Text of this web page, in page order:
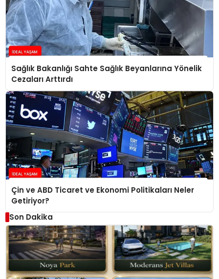
Sağlık Bakanlığı Sahte Sağlık Beyanlarına Yönelik
Cezaları Arttırdı
Çin ve ABD Ticaret ve Ekonomi Politikaları Neler
Getiriyor?
Son Dakika